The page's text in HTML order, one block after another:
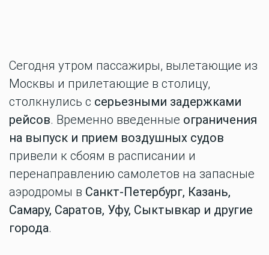
Сегодня утром пассажиры, вылетающие из
Москвы и прилетающие в столицу,
столкнулись с серьезными задержками
рейсов. Временно введенные ограничения
на выпуск и прием воздушных судов
привели к сбоям в расписании и
перенаправлению самолетов на запасные
аэродромы в Санкт-Петербург, Казань,
Самару, Саратов, Уфу, Сыктывкар и другие
города.